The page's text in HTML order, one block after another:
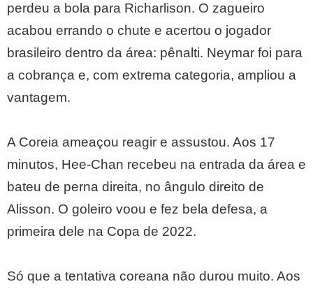
perdeu a bola para Richarlison. O zagueiro
acabou errando o chute e acertou o jogador
brasileiro dentro da área: pênalti. Neymar foi para
a cobrança e, com extrema categoria, ampliou a
vantagem.
A Coreia ameaçou reagir e assustou. Aos 17
minutos, Hee-Chan recebeu na entrada da área e
bateu de perna direita, no ângulo direito de
Alisson. O goleiro voou e fez bela defesa, a
primeira dele na Copa de 2022.
Só que a tentativa coreana não durou muito. Aos